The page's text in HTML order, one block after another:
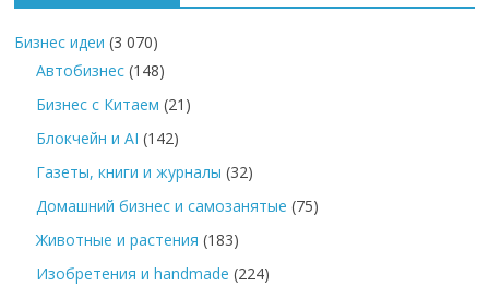
Бизнес идеи (3 070)
Автобизнес (148)
Бизнес с Китаем (21)
Блокчейн и AI (142)
Газеты, книги и журналы (32)
Домашний бизнес и самозанятые (75)
Животные и растения (183)
Изобретения и handmade (224)